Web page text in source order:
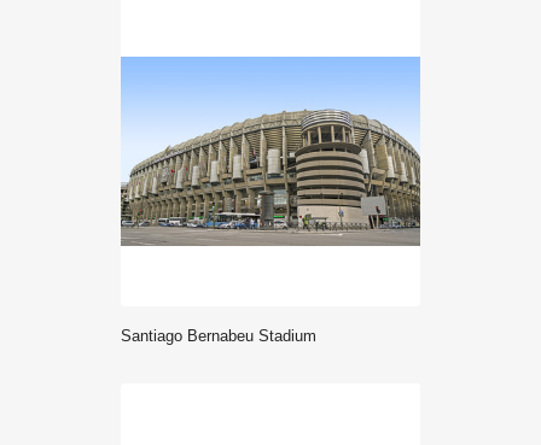
Santiago Bernabeu Stadium